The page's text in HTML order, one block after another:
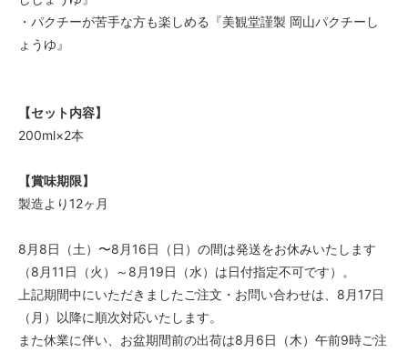
・パクチーが苦手な方も楽しめる『美観堂謹製 岡山パクチーし
ょうゆ』
【セット内容】
200ml×2本
【賞味期限】
製造より12ヶ月
8月8日（土）〜8月16日（日）の間は発送をお休みいたします
（8月11日（火）～8月19日（水）は日付指定不可です）。
上記期間中にいただきましたご注文・お問い合わせは、8月17日
（月）以降に順次対応いたします。
また休業に伴い、お盆期間前の出荷は8月6日（木）午前9時ご注